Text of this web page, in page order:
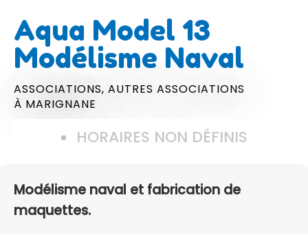
Aqua Model 13
Modélisme Naval
ASSOCIATIONS, AUTRES ASSOCIATIONS
À MARIGNANE
HORAIRES NON DÉFINIS
Modélisme naval et fabrication de
maquettes.